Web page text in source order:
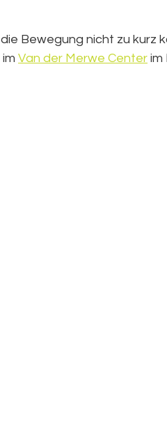
Bewegung nicht zu kurz
Van der Merwe Center im